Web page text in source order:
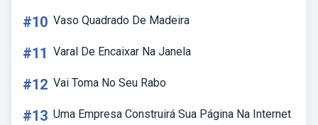
#10 Vaso Quadrado De Madeira
#11 Varal De Encaixar Na Janela
#12 Vai Toma No Seu Rabo
#13 Uma Empresa Construirá Sua Página Na Internet